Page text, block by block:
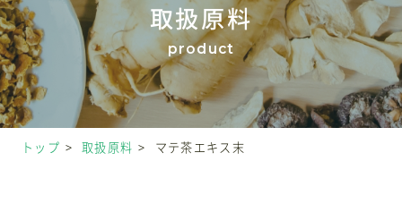
当社の強み
事業内容
取扱原料
取扱原料
トップ 取扱原料 マテ茶エキス末